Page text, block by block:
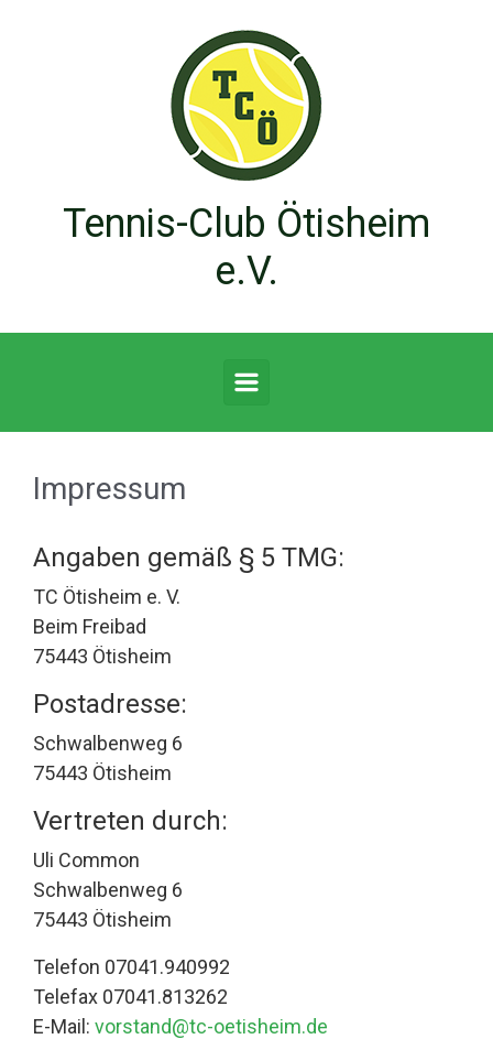
Tennis-Club Ötisheim
e.V.
Impressum
Angaben gemäß § 5 TMG:
TC Ötisheim e. V.
Beim Freibad
75443 Ötisheim
Postadresse:
Schwalbenweg 6
75443 Ötisheim
Vertreten durch:
Uli Common
Schwalbenweg 6
75443 Ötisheim
Telefon 07041.940992
Telefax 07041.813262
E-Mail: vorstand@tc-oetisheim.de